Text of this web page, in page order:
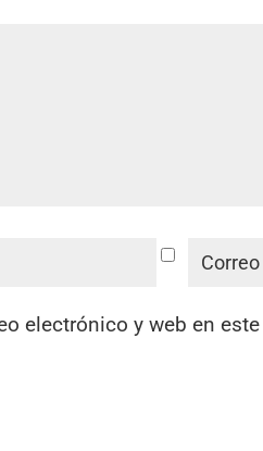
electrónico y web en